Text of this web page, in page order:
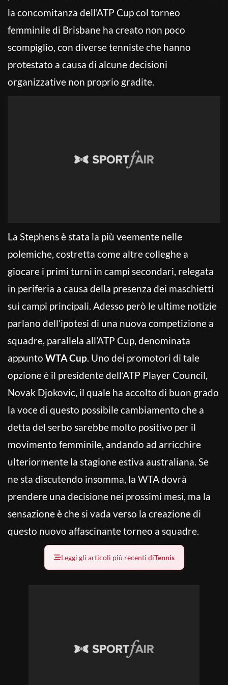
la concomitanza dell’ATP Cup col torneo
femminile di Brisbane ha creato non poco
scompiglio, con diverse tenniste che hanno
protestato a causa di alcune decisioni
organizzative non proprio gradite.
La Stephens è stata la più veemente nelle
polemiche, costretta come altre colleghe a
giocare i primi turni in campi secondari, relegata
in periferia a causa della presenza dei maschietti
sui campi principali. Adesso però le ultime notizie
parlano dell’ipotesi di una nuova competizione a
squadre, parallela all’ATP Cup, denominata
appunto WTA Cup. Uno dei promotori di tale
opzione è il presidente dell’ATP Player Council,
Novak Djokovic, il quale ha accolto di buon grado
la voce di questo possibile cambiamento che a
detta del serbo sarebbe molto positivo per il
movimento femminile, andando ad arricchire
ulteriormente la stagione estiva australiana. Se
ne sta discutendo insomma, la WTA dovrà
prendere una decisione nei prossimi mesi, ma la
sensazione è che si vada verso la creazione di
questo nuovo affascinante torneo a squadre.
Leggi gli articoli più recenti diTennis